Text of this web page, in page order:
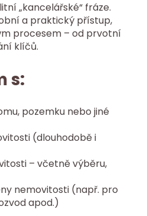
„kancelářské“ fráze.
a praktický přístup,
procesem – od prvotní
klíčů.
s:
pozemku nebo jiné
(dlouhodobě i
– včetně výběru,
nemovitosti (např. pro
apod.)